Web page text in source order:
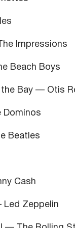
Impressions
Beach Boys
Bay — Otis
Dominos
Beatles
Cash
Led Zeppelin